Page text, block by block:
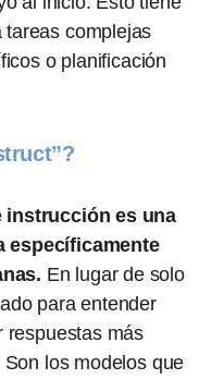
complejas
o planificación
instrucción es una
específicamente
En lugar de solo
para entender
respuestas más
los modelos que